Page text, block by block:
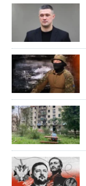
СПЕЦПРОЄКТИ
ПОДКАСТИ
КРИМ РЕАЛІЇ
РУС
УКР
КТАТ
ДОЛУЧАЙСЯ!